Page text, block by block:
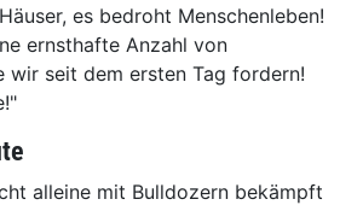
es bedroht Menschenleben!
ernsthafte Anzahl von
wir seit dem ersten Tag fordern!
alleine mit Bulldozern bekämpft